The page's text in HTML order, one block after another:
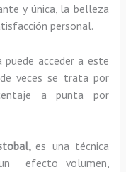
y única, la belleza
personal.
acceder a este
veces se trata por
a punta por
es una técnica
efecto volumen,